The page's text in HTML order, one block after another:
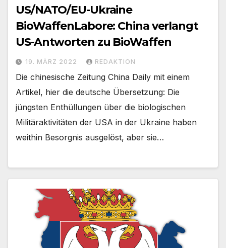
US/NATO/EU-Ukraine
BioWaffenLabore: China verlangt
US-Antworten zu BioWaffen
19. MÄRZ 2022 REDAKTION
Die chinesische Zeitung China Daily mit einem
Artikel, hier die deutsche Übersetzung: Die
jüngsten Enthüllungen über die biologischen
Militäraktivitäten der USA in der Ukraine haben
weithin Besorgnis ausgelöst, aber sie…